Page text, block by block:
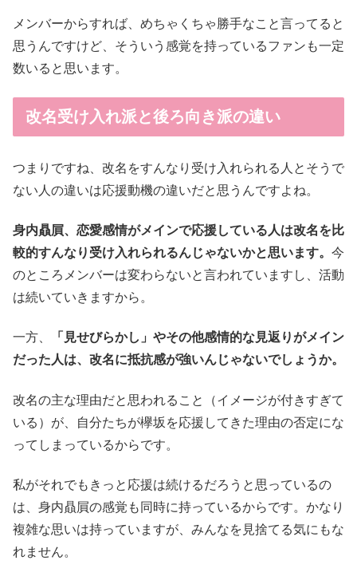
メンバーからすれば、めちゃくちゃ勝手なこと言ってると
思うんですけど、そういう感覚を持っているファンも一定
数いると思います。
改名受け入れ派と後ろ向き派の違い
つまりですね、改名をすんなり受け入れられる人とそうで
ない人の違いは応援動機の違いだと思うんですよね。
身内贔屓、恋愛感情がメインで応援している人は改名を比
較的すんなり受け入れられるんじゃないかと思います。 今
のところメンバーは変わらないと言われていますし、活動
は続いていきますから。
一方、
「見せびらかし」やその他感情的な見返りがメイン
だった人は、改名に抵抗感が強いんじゃないでしょうか。
改名の主な理由だと思われること（イメージが付きすぎて
いる）が、自分たちが欅坂を応援してきた理由の否定にな
ってしまっているからです。
私がそれでもきっと応援は続けるだろうと思っているの
は、身内贔屓の感覚も同時に持っているからです。かなり
複雑な思いは持っていますが、みんなを見捨てる気にもな
れません。